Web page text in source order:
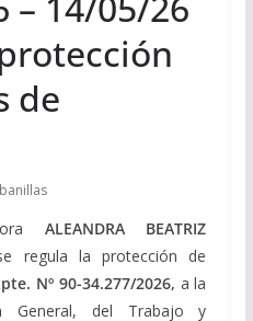
de
ALEANDRA BEATRIZ
regula la protección de
Nº 90-34.277/2026, a la
General, del Trabajo y